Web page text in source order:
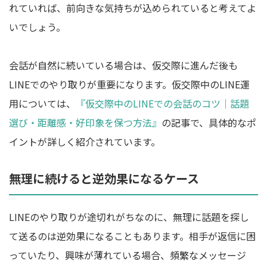
れていれば、前向きな気持ちが込められていると考えてよ
いでしょう。
会話が自然に続いている場合は、仮交際に進んだ後も
LINEでのやり取りが重要になります。仮交際中のLINE運
用については、
『仮交際中のLINEでの会話のコツ｜話題
選び・距離感・好印象を保つ方法』 の記事で、具体的なポ
イントが詳しく紹介されています。
無理に続けると逆効果になるケース
LINEのやり取りが途切れがちなのに、無理に話題を探し
て送るのは逆効果になることもあります。相手が返信に困
っていたり、興味が薄れている場合、頻繁なメッセージ